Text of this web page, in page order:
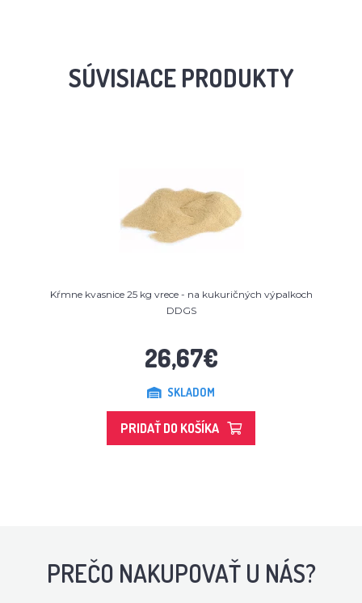
SÚVISIACE PRODUKTY
Kŕmne kvasnice 25 kg vrece - na kukuričných výpalkoch
DDGS
26,67€
SKLADOM
PRIDAŤ DO KOŠÍKA
PREČO NAKUPOVAŤ U NÁS?